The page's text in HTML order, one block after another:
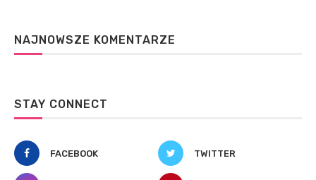
NAJNOWSZE KOMENTARZE
STAY CONNECT
FACEBOOK TWITTER